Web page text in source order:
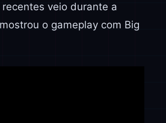
veio durante a
o gameplay com Big